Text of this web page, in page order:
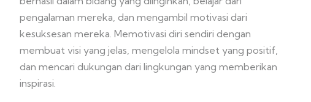
pengalaman mereka, dan mengambil motivasi dari
kesuksesan mereka. Memotivasi diri sendiri dengan
membuat visi yang jelas, mengelola mindset yang positif,
dan mencari dukungan dari lingkungan yang memberikan
inspirasi.